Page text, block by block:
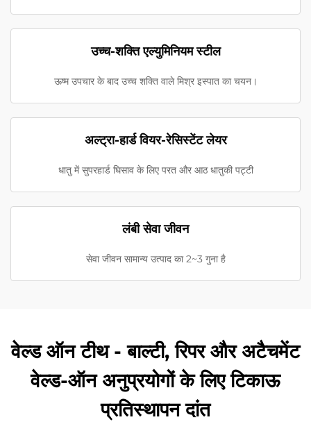
उच्च-शक्ति एल्युमिनियम स्टील
ऊष्म उपचार के बाद उच्च शक्ति वाले मिश्र इस्पात का चयन।
अल्ट्रा-हार्ड वियर-रेसिस्टेंट लेयर
धातु में सुपरहार्ड घिसाव के लिए परत और आठ धातुकी पट्टी
लंबी सेवा जीवन
सेवा जीवन सामान्य उत्पाद का 2~3 गुना है
वेल्ड ऑन टीथ - बाल्टी, रिपर और अटैचमेंट
वेल्ड-ऑन अनुप्रयोगों के लिए टिकाऊ
प्रतिस्थापन दांत